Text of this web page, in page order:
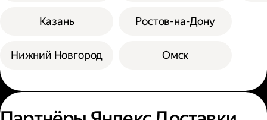
Казань
Нижний Новгород
Ростов-на-Дону
Омск